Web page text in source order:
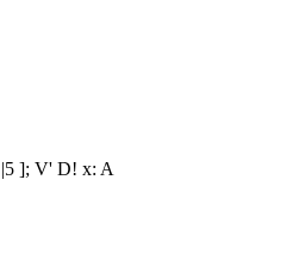
]; V' D! x: A